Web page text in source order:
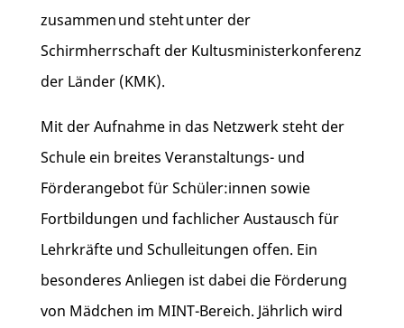
zusammen und steht unter der
Schirmherrschaft der Kultusministerkonferenz
der Länder (KMK).
Mit der Aufnahme in das Netzwerk steht der
Schule ein breites Veranstaltungs- und
Förderangebot für Schüler:innen sowie
Fortbildungen und fachlicher Austausch für
Lehrkräfte und Schulleitungen offen. Ein
besonderes Anliegen ist dabei die Förderung
von Mädchen im MINT-Bereich. Jährlich wird